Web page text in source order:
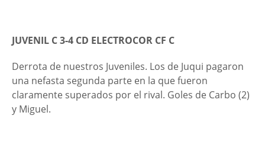
JUVENIL C 3-4 CD ELECTROCOR CF C
Derrota de nuestros Juveniles. Los de Juqui pagaron
una nefasta segunda parte en la que fueron
claramente superados por el rival. Goles de Carbo (2)
y Miguel.